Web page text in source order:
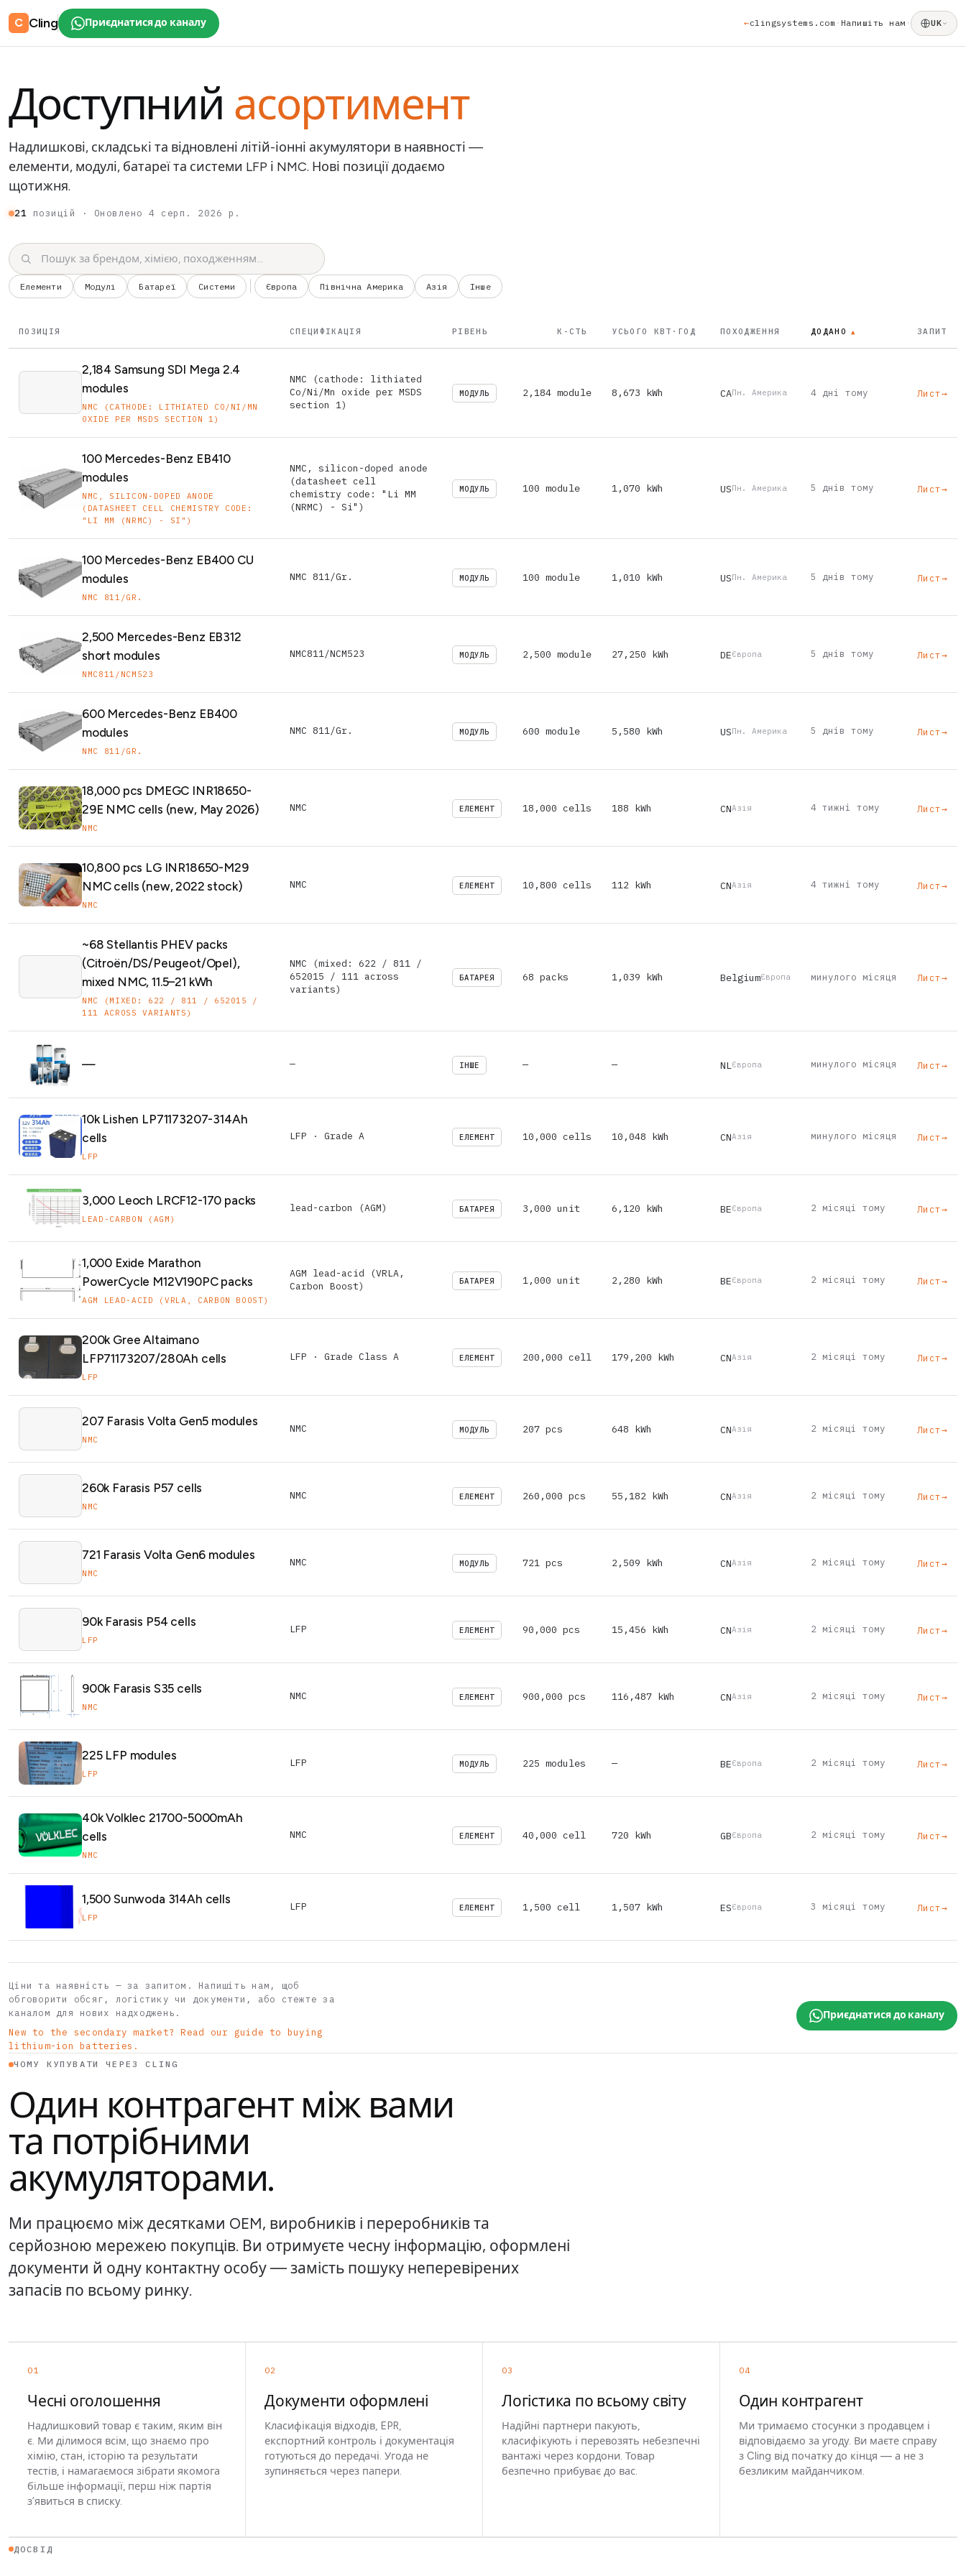
C Cling Приєднатися до каналу ←clingsystems.com · Напишіть нам · UK
Доступний асортимент
Надлишкові, складські та відновлені літій-іонні акумулятори в наявності —
елементи, модулі, батареї та системи LFP і NMC. Нові позиції додаємо
щотижня.
21 позицій · Оновлено 4 серп. 2026 р.
Елементи Модулі Батареї Системи Європа Північна Америка Азія Інше
ПОЗИЦІЯ СПЕЦИФІКАЦІЯ РІВЕНЬ К-СТЬ УСЬОГО КВТ·ГОД ПОХОДЖЕННЯ ДОДАНО ▲ ЗАПИТ
2,184 Samsung SDI Mega 2.4
modules
NMC (CATHODE: LITHIATED CO/NI/MN
OXIDE PER MSDS SECTION 1)
NMC (cathode: lithiated
Co/Ni/Mn oxide per MSDS
section 1)
МОДУЛЬ 2,184 module 8,673 kWh CAПн. Америка 4 дні тому Лист→
100 Mercedes-Benz EB410
modules
NMC, SILICON-DOPED ANODE
(DATASHEET CELL CHEMISTRY CODE:
"LI MM (NRMC) - SI")
NMC, silicon-doped anode
(datasheet cell
chemistry code: "Li MM
(NRMC) - Si")
МОДУЛЬ 100 module 1,070 kWh USПн. Америка 5 днів тому Лист→
100 Mercedes-Benz EB400 CU
modules
NMC 811/GR.
NMC 811/Gr. МОДУЛЬ 100 module 1,010 kWh USПн. Америка 5 днів тому Лист→
2,500 Mercedes-Benz EB312
short modules
NMC811/NCM523
NMC811/NCM523 МОДУЛЬ 2,500 module 27,250 kWh DEЄвропа 5 днів тому Лист→
600 Mercedes-Benz EB400
modules
NMC 811/GR.
NMC 811/Gr. МОДУЛЬ 600 module 5,580 kWh USПн. Америка 5 днів тому Лист→
18,000 pcs DMEGC INR18650-
29E NMC cells (new, May 2026)
NMC
NMC ЕЛЕМЕНТ 18,000 cells 188 kWh CNАзія 4 тижні тому Лист→
10,800 pcs LG INR18650-M29
NMC cells (new, 2022 stock)
NMC
NMC ЕЛЕМЕНТ 10,800 cells 112 kWh CNАзія 4 тижні тому Лист→
~68 Stellantis PHEV packs
(Citroën/DS/Peugeot/Opel),
mixed NMC, 11.5–21 kWh
NMC (MIXED: 622 / 811 / 652015 /
111 ACROSS VARIANTS)
NMC (mixed: 622 / 811 /
652015 / 111 across
variants)
БАТАРЕЯ 68 packs 1,039 kWh BelgiumЄвропа минулого місяця Лист→
— — ІНШЕ — — NL Європа минулого місяця Лист→
10k Lishen LP71173207-314Ah
cells
LFP
LFP · Grade A ЕЛЕМЕНТ 10,000 cells 10,048 kWh CNАзія минулого місяця Лист→
3,000 Leoch LRCF12-170 packs
LEAD-CARBON (AGM)
lead-carbon (AGM) БАТАРЕЯ 3,000 unit 6,120 kWh BEЄвропа 2 місяці тому Лист→
1,000 Exide Marathon
PowerCycle M12V190PC packs
AGM LEAD-ACID (VRLA, CARBON BOOST)
AGM lead-acid (VRLA,
Carbon Boost)
БАТАРЕЯ 1,000 unit 2,280 kWh BEЄвропа 2 місяці тому Лист→
200k Gree Altaimano
LFP71173207/280Ah cells
LFP
LFP · Grade Class A ЕЛЕМЕНТ 200,000 cell 179,200 kWh CNАзія 2 місяці тому Лист→
207 Farasis Volta Gen5 modules
NMC
NMC МОДУЛЬ 207 pcs 648 kWh CNАзія 2 місяці тому Лист→
260k Farasis P57 cells
NMC
NMC ЕЛЕМЕНТ 260,000 pcs 55,182 kWh CNАзія 2 місяці тому Лист→
721 Farasis Volta Gen6 modules
NMC
NMC МОДУЛЬ 721 pcs 2,509 kWh CNАзія 2 місяці тому Лист→
90k Farasis P54 cells
LFP
LFP ЕЛЕМЕНТ 90,000 pcs 15,456 kWh CNАзія 2 місяці тому Лист→
900k Farasis S35 cells
NMC
NMC ЕЛЕМЕНТ 900,000 pcs 116,487 kWh CNАзія 2 місяці тому Лист→
225 LFP modules
LFP
LFP МОДУЛЬ 225 modules — BEЄвропа 2 місяці тому Лист→
40k Volklec 21700-5000mAh
cells
NMC
NMC ЕЛЕМЕНТ 40,000 cell 720 kWh GBЄвропа 2 місяці тому Лист→
1,500 Sunwoda 314Ah cells
LFP
LFP ЕЛЕМЕНТ 1,500 cell 1,507 kWh ESЄвропа 3 місяці тому Лист→
Ціни та наявність — за запитом. Напишіть нам, щоб
обговорити обсяг, логістику чи документи, або стежте за
каналом для нових надходжень.
New to the secondary market? Read our guide to buying
lithium-ion batteries.
Приєднатися до каналу
ЧОМУ КУПУВАТИ ЧЕРЕЗ CLING
Один контрагент між вами
та потрібними
акумуляторами.
Ми працюємо між десятками OEM, виробників і переробників та
серйозною мережею покупців. Ви отримуєте чесну інформацію, оформлені
документи й одну контактну особу — замість пошуку неперевірених
запасів по всьому ринку.
01
Чесні оголошення
Надлишковий товар є таким, яким він
є. Ми ділимося всім, що знаємо про
хімію, стан, історію та результати
тестів, і намагаємося зібрати якомога
більше інформації, перш ніж партія
з’явиться в списку.
02
Документи оформлені
Класифікація відходів, EPR,
експортний контроль і документація
готуються до передачі. Угода не
зупиняється через папери.
03
Логістика по всьому світу
Надійні партнери пакують,
класифікують і перевозять небезпечні
вантажі через кордони. Товар
безпечно прибуває до вас.
04
Один контрагент
Ми тримаємо стосунки з продавцем і
відповідаємо за угоду. Ви маєте справу
з Cling від початку до кінця — а не з
безликим майданчиком.
ДОСВІД